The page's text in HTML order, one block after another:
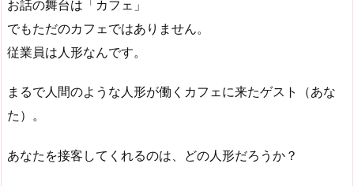
お話の舞台は「カフェ」
でもただのカフェではありません。
従業員は人形なんです。
まるで人間のような人形が働くカフェに来たゲスト（あな
た）。
あなたを接客してくれるのは、どの人形だろうか？